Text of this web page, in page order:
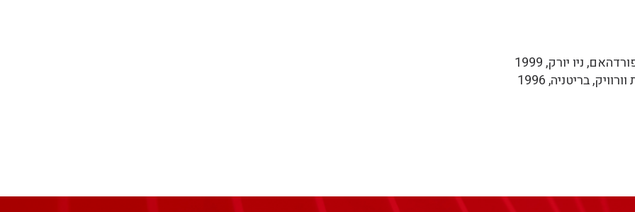
ניו יורק, 1999
בריטניה, 1996